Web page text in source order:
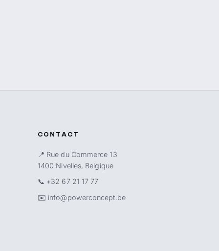
CONTACT
📍 Rue du Commerce 13
1400 Nivelles, Belgique
📞 +32 67 21 17 77
✉️ info@powerconcept.be